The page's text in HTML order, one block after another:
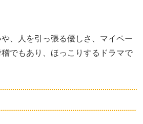
、人を引っ張る優しさ、マイペー
でもあり、ほっこりするドラマで